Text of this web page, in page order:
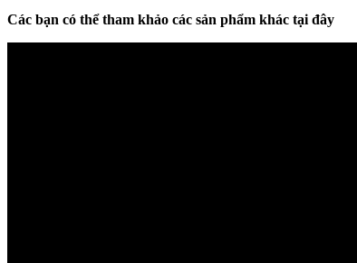
Các bạn có thể tham khảo các sản phẩm khác tại đây